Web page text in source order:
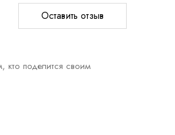
Оставить отзыв
кто поделится своим